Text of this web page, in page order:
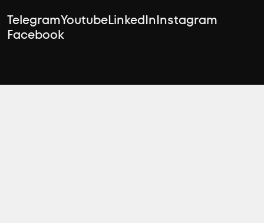
TelegramYoutubeLinkedInInstagram
Facebook